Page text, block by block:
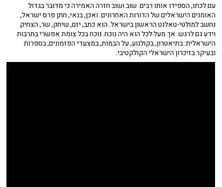
עם לכתו, הספידו אותו רבים. שוב ושוב חזרה האמירה כי מדובר בגדול
האומנים הישראלים של הדורות האחרונים. ואכן, בנאי, חתן פרס ישראל,
נחשב למולטי-טאלנט הראשון בישראל. הוא כתב, יזם, שיחק, שר, הצחיק
וידע גם לרגש. אך מעל לכל הוא היה נוכח. נוכח בכל צומת אפשרי בתרבות
הישראלית: בתיאטרון, בקולנוע, על הבמות, במצעדי הפזמונים, בספרות
ובעיקר בזיכרון הישראלי הקולקטיבי.